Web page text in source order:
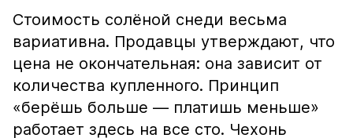
Стоимость солёной снеди весьма
вариативна. Продавцы утверждают, что
цена не окончательная: она зависит от
количества купленного. Принцип
«берёшь больше — платишь меньше»
работает здесь на все сто. Чехонь